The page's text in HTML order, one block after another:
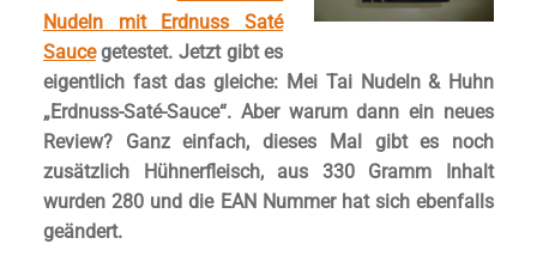
Nudeln mit Erdnuss Saté
Saucegetestet. Jetzt gibt es
eigentlich fast das gleiche: Mei Tai Nudeln & Huhn
„Erdnuss-Saté-Sauce“. Aber warum dann ein neues
Review? Ganz einfach, dieses Mal gibt es noch
zusätzlich Hühnerfleisch, aus 330 Gramm Inhalt
wurden 280 und die EAN Nummer hat sich ebenfalls
geändert.